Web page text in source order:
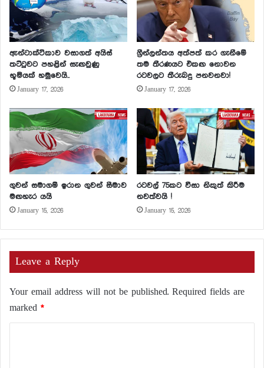
ඇන්ටාක්ටිකාව වසාගත් අයිස්
තට්ටුවට පහළින් සැඟවුණු
භූමියක් හමුවෙයි..
January 17, 2026
ග්‍රීන්ලන්තය අත්පත් කර ගැනීමේ
තම තීරණයට එකඟ නොවන
රටවලට තීරුබදු පනවනවා!
January 17, 2026
ගුවන් සමාගම් ඉරාන ගුවන් සීමාව
මඟහැර යයි
January 15, 2026
රටවල් 75කට වීසා නිකුත් කිරීම
නවත්වයි !
January 15, 2026
Leave a Reply
Your email address will not be published. Required fields are
marked *